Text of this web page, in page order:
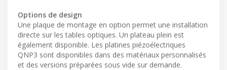
Options de design
Une plaque de montage en option permet une installation
directe sur les tables optiques. Un plateau plein est
également disponible. Les platines piézoélectriques
QNP3 sont disponibles dans des matériaux personnalisés
et des versions préparées sous vide sur demande.